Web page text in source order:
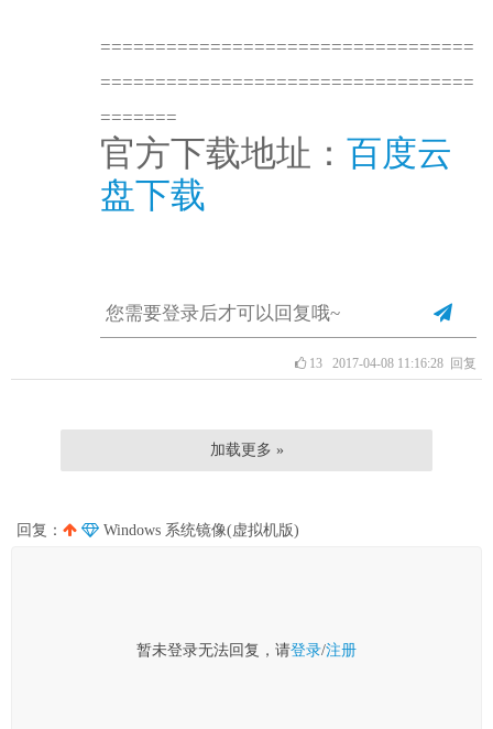
==================================
==================================
=======
官方下载地址：百度云
盘下载
132017-04-08 11:16:28 回复
加载更多 »
回复： Windows 系统镜像(虚拟机版)
暂未登录无法回复，请登录/注册